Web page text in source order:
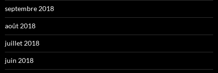
septembre 2018
août 2018
juillet 2018
juin 2018